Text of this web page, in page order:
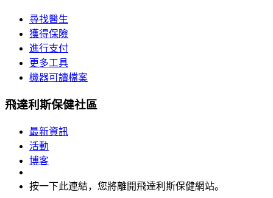
尋找醫生
獲得保險
進行支付
更多工具
機器可讀檔案
飛達利斯保健社區
最新資訊
活動
博客
按一下此連結，您將離開飛達利斯保健網站。